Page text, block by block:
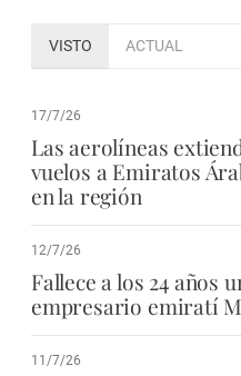
VISTO ACTUAL
17/7/26
Las aerolíneas
vuelos a Emiratos
en la región
12/7/26
Fallece a los 24 años
empresario emiratí
11/7/26